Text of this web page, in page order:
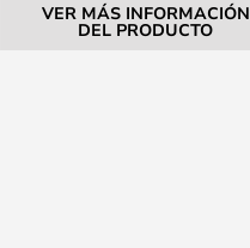
VER MÁS INFORMACIÓN
DEL PRODUCTO